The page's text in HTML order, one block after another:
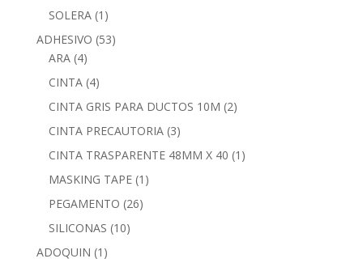
SOLERA (1)
ADHESIVO (53)
ARA (4)
CINTA (4)
CINTA GRIS PARA DUCTOS 10M (2)
CINTA PRECAUTORIA (3)
CINTA TRASPARENTE 48MM X 40 (1)
MASKING TAPE (1)
PEGAMENTO (26)
SILICONAS (10)
ADOQUIN (1)